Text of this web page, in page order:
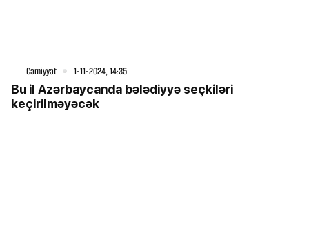
Cəmiyyət 1-11-2024, 14:35
Bu il Azərbaycanda bələdiyyə seçkiləri
keçirilməyəcək